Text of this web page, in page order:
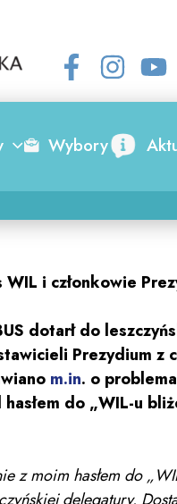
Wybory
WIL i członkowie
dotarł do
Prezydium z
m.in. o
do „WIL-u
z moim hasłem do